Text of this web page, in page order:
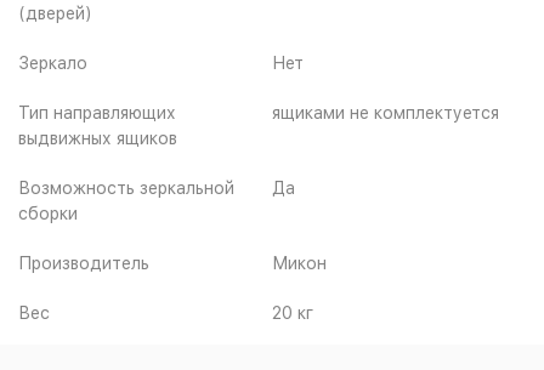
(дверей)
Зеркало Нет
Тип направляющих
выдвижных ящиков
ящиками не комплектуется
Возможность зеркальной
сборки
Да
Производитель Микон
Вес 20 кг